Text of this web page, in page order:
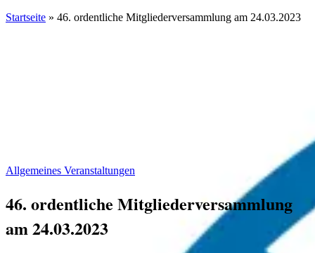
Startseite » 46. ordentliche Mitgliederversammlung am 24.03.2023
Allgemeines Veranstaltungen
46. ordentliche Mitgliederversammlung
am 24.03.2023